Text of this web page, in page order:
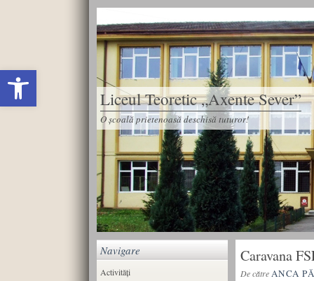
Deschide bara de unelte
Liceul Teoretic „Axente Sever”
O școală prietenoasă deschisă tuturor!
Caravana
De cătreANCA
Navigare
Activități